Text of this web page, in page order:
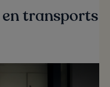
en transports